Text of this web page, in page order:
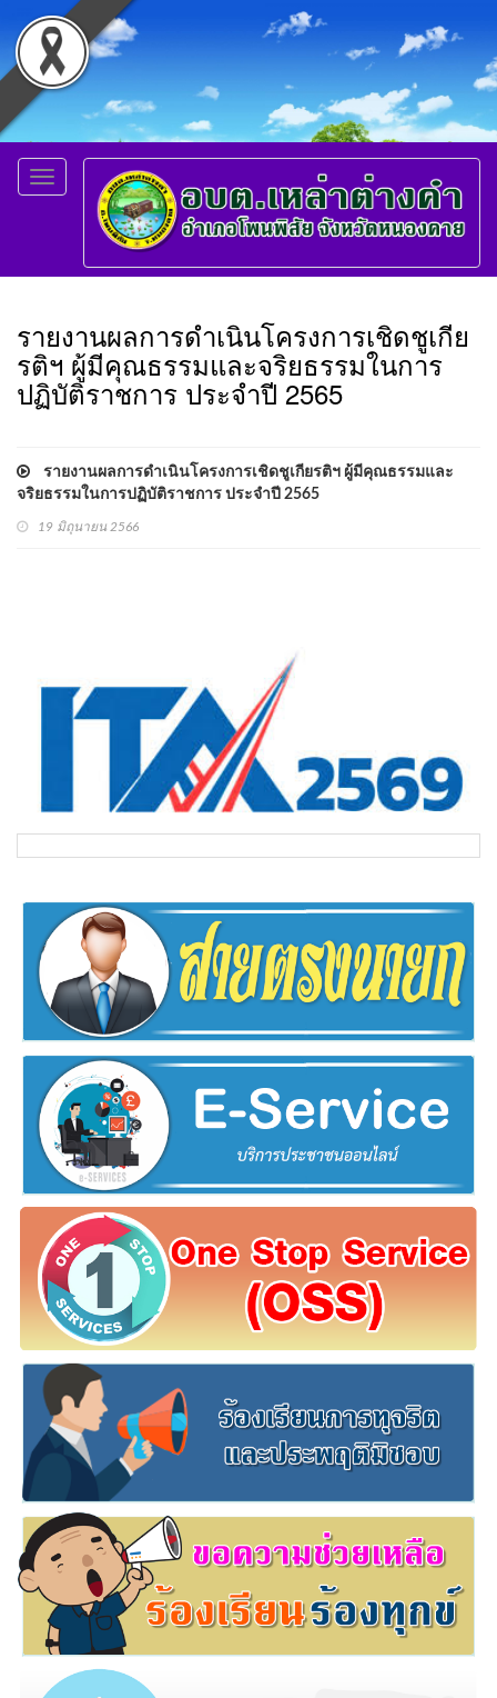
Toggle
navigation
รายงานผลการดำเนินโครงการเชิดชูเกีย
รติฯ ผู้มีคุณธรรมและจริยธรรมในการ
ปฏิบัติราชการ ประจำปี 2565
รายงานผลการดำเนินโครงการเชิดชูเกียรติฯ ผู้มีคุณธรรมและ
จริยธรรมในการปฏิบัติราชการ ประจำปี 2565
19 มิถุนายน 2566